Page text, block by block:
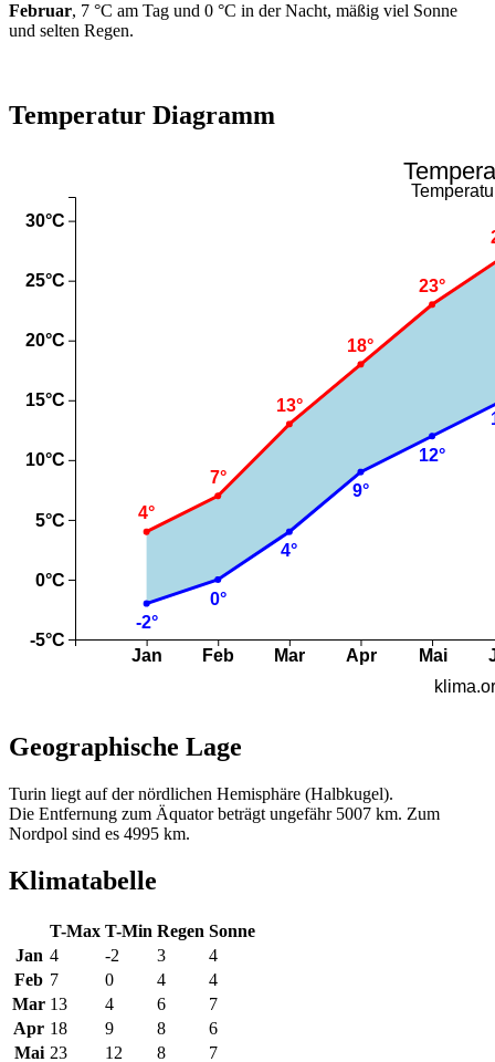
Februar, 7 °C am Tag und 0 °C in der Nacht, mäßig viel Sonne
und selten Regen.
Temperatur Diagramm
Geographische Lage
Turin liegt auf der nördlichen Hemisphäre (Halbkugel).
Die Entfernung zum Äquator beträgt ungefähr 5007 km. Zum
Nordpol sind es 4995 km.
Klimatabelle
T-Max T-Min Regen Sonne
Jan 4 -2 3
4
Feb 7 0 4
4
Mar 13 4 6
7
Apr 18 9 8
6
Mai 23 12 8 7